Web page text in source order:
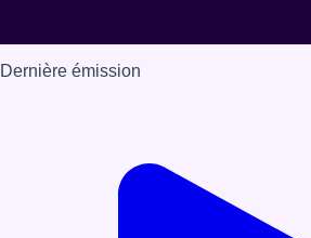
Dernière émission